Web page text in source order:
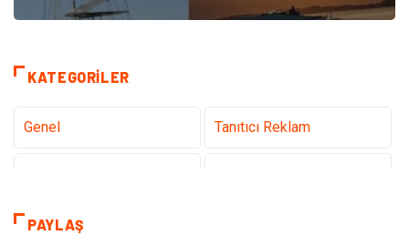
KATEGORILER
Genel Tanıtıcı Reklam
Teknoloji & İnternet
PAYLAŞ